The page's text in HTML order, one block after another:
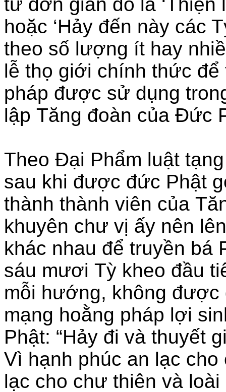
từ đơn giản đó là ‘Thiện
hoặc ‘Hảy đến này các
theo số lượng ít hay
lễ thọ giới chính thức
pháp được sử dụng
lập Tăng đoàn của Đức
Theo Đại Phẩm luật
sau khi được đức Phật
thành thành viên của
khuyên chư vị ấy nên
khác nhau để truyền bá
sáu mươi Tỳ kheo đầu
mỗi hướng, không
mạng hoằng pháp lợi
Phật: “Hảy đi và thuyết
Vì hạnh phúc an lạc
lạc cho chư thiên và